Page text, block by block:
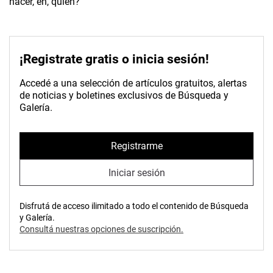
¡Registrate gratis o inicia sesión!
Accedé a una selección de artículos gratuitos, alertas
de noticias y boletines exclusivos de Búsqueda y
Galería.
Registrarme
Iniciar sesión
Disfrutá de acceso ilimitado a todo el contenido de Búsqueda
y Galería.
Consultá nuestras opciones de suscripción.